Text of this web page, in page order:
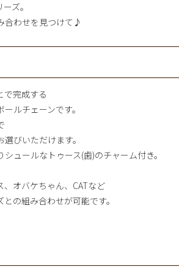
ズ。
合わせを見つけて♪
で完成する
ルチェーンです。
びいただけます。
ュールなトゥース(歯)のチャーム付き。
オバケちゃん、CATなど
の組み合わせが可能です。